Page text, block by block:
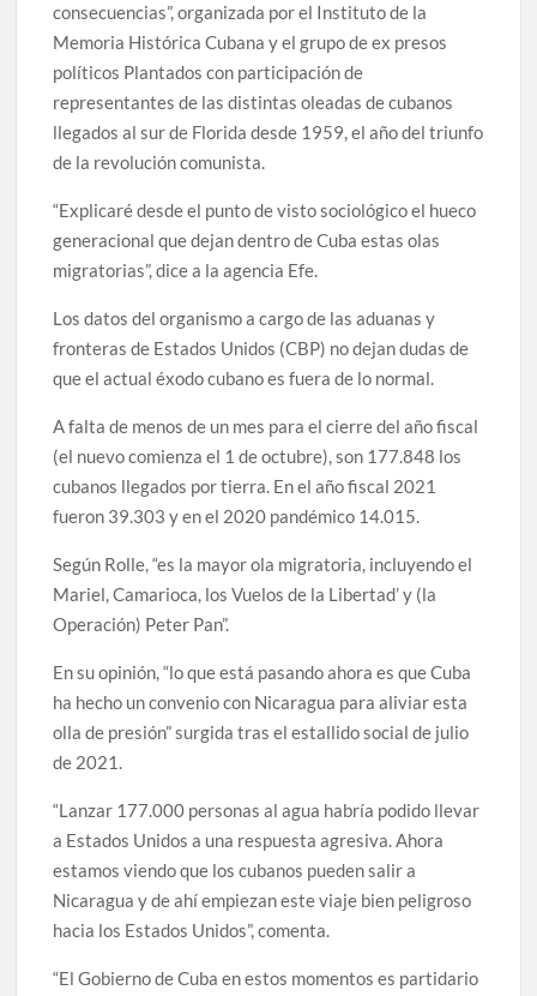
consecuencias”, organizada por el Instituto de la
Memoria Histórica Cubana y el grupo de ex presos
políticos Plantados con participación de
representantes de las distintas oleadas de cubanos
llegados al sur de Florida desde 1959, el año del triunfo
de la revolución comunista.
“Explicaré desde el punto de visto sociológico el hueco
generacional que dejan dentro de Cuba estas olas
migratorias”, dice a la agencia Efe.
Los datos del organismo a cargo de las aduanas y
fronteras de Estados Unidos (CBP) no dejan dudas de
que el actual éxodo cubano es fuera de lo normal.
A falta de menos de un mes para el cierre del año fiscal
(el nuevo comienza el 1 de octubre), son 177.848 los
cubanos llegados por tierra. En el año fiscal 2021
fueron 39.303 y en el 2020 pandémico 14.015.
Según Rolle, “es la mayor ola migratoria, incluyendo el
Mariel, Camarioca, los Vuelos de la Libertad’ y (la
Operación) Peter Pan”.
En su opinión, “lo que está pasando ahora es que Cuba
ha hecho un convenio con Nicaragua para aliviar esta
olla de presión” surgida tras el estallido social de julio
de 2021.
“Lanzar 177.000 personas al agua habría podido llevar
a Estados Unidos a una respuesta agresiva. Ahora
estamos viendo que los cubanos pueden salir a
Nicaragua y de ahí empiezan este viaje bien peligroso
hacia los Estados Unidos”, comenta.
“El Gobierno de Cuba en estos momentos es partidario